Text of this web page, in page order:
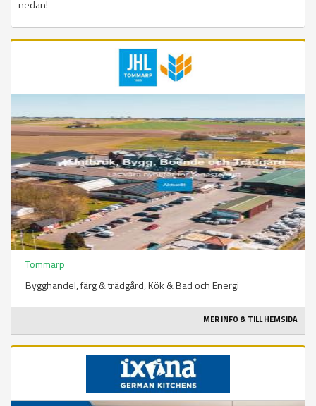
nedan!
Tommarp
Bygghandel, färg & trädgård​, Kök & Bad och Energi
MER INFO & TILL HEMSIDA